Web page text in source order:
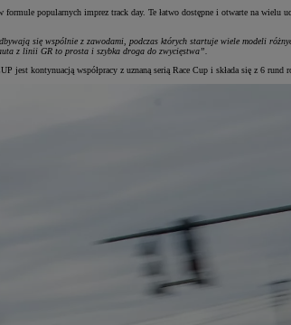
popularnych imprez track day. Te łatwo dostępne i otwarte na
się wspólnie z zawodami, podczas których startuje wiele modeli
z linii GR to prosta i szybka droga do zwycięstwa”.
jest kontynuacją współpracy z uznaną serią Race Cup i składa się z 6